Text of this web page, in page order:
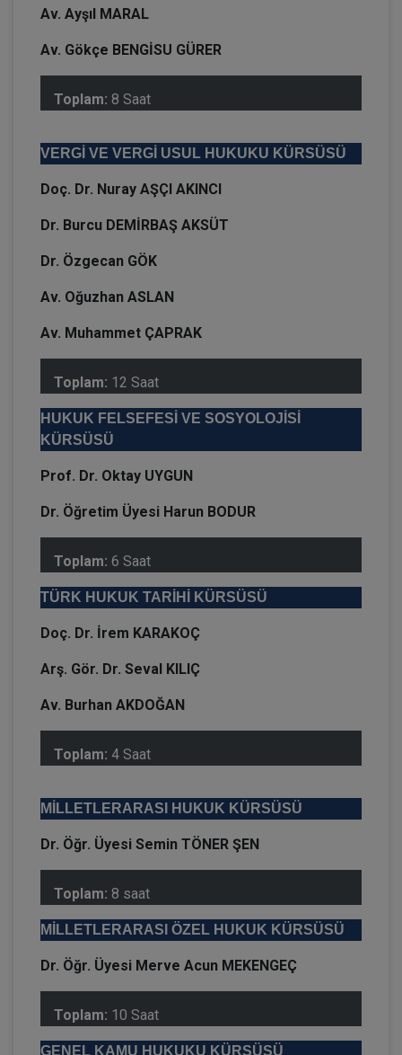
Av. Ayşıl MARAL
Av. Gökçe BENGİSU GÜRER
Toplam: 8 Saat
VERGİ VE VERGİ USUL HUKUKU KÜRSÜSÜ
Doç. Dr. Nuray AŞÇI AKINCI
Dr. Burcu DEMİRBAŞ AKSÜT
Dr. Özgecan GÖK
Av. Oğuzhan ASLAN
Av. Muhammet ÇAPRAK
Toplam: 12 Saat
HUKUK FELSEFESİ VE SOSYOLOJİSİ
KÜRSÜSÜ
Prof. Dr. Oktay UYGUN
Dr. Öğretim Üyesi Harun BODUR
Toplam: 6 Saat
TÜRK HUKUK TARİHİ KÜRSÜSÜ
Doç. Dr. İrem KARAKOÇ
Arş. Gör. Dr. Seval KILIÇ
Av. Burhan AKDOĞAN
Toplam: 4 Saat
MİLLETLERARASI HUKUK KÜRSÜSÜ
Dr. Öğr. Üyesi Semin TÖNER ŞEN
Toplam: 8 saat
MİLLETLERARASI ÖZEL HUKUK KÜRSÜSÜ
Dr. Öğr. Üyesi Merve Acun MEKENGEÇ
Toplam: 10 Saat
GENEL KAMU HUKUKU KÜRSÜSÜ